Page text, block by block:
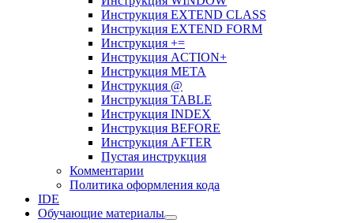
Инструкция EXTEND CLASS
Инструкция EXTEND FORM
Инструкция +=
Инструкция ACTION+
Инструкция META
Инструкция @
Инструкция TABLE
Инструкция INDEX
Инструкция BEFORE
Инструкция AFTER
Пустая инструкция
Комментарии
Политика оформления кода
IDE
Обучающие материалы